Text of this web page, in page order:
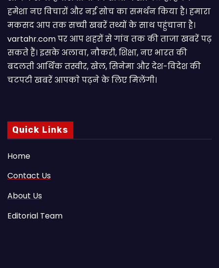
हमेशा नए विचारों और नई सोच का समर्थन किया है। हमारा
मकसद आप तक सच्ची खबरें तथ्यों के साथ पहुंचाना है।
vartahr.com पर आप शहरों से गांव तक की ताजा खबरें पढ़
सकते हैं। इसके अलावा, नौकरी, शिक्षा, नए भारत की
बदलती आर्थिक तस्वीर, खेल, सिनेमा और देश-विदेश की
चटपटी खबरें आपकाे पढ़ने के लिए मिलेंगी।
Quick Links
Home
Contact Us
About Us
Editorial Team